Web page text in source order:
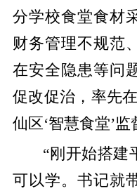
分学校食堂食材
财务管理不规范
在安全隐患等问
促改促治，率先
仙区‘智慧食堂’监
“刚开始搭建
可以学。书记就